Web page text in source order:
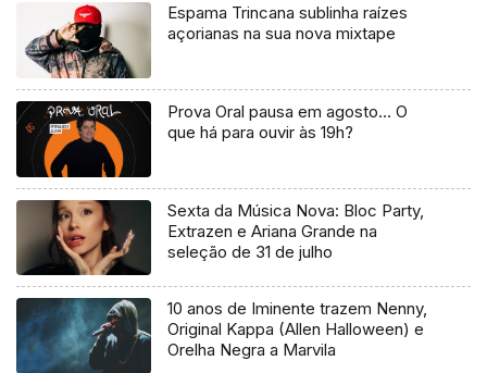
Espama Trincana sublinha raízes
açorianas na sua nova mixtape
Prova Oral pausa em agosto… O
que há para ouvir às 19h?
Sexta da Música Nova: Bloc Party,
Extrazen e Ariana Grande na
seleção de 31 de julho
10 anos de Iminente trazem Nenny,
Original Kappa (Allen Halloween) e
Orelha Negra a Marvila